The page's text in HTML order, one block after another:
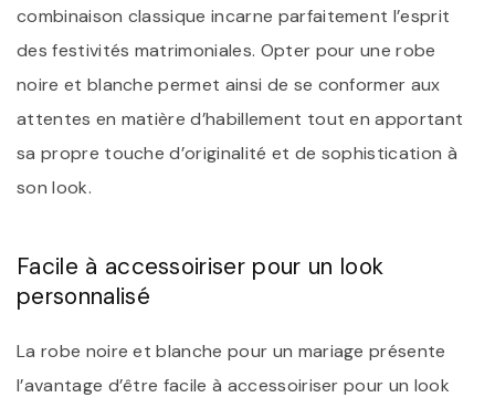
combinaison classique incarne parfaitement l’esprit
des festivités matrimoniales. Opter pour une robe
noire et blanche permet ainsi de se conformer aux
attentes en matière d’habillement tout en apportant
sa propre touche d’originalité et de sophistication à
son look.
Facile à accessoiriser pour un look
personnalisé
La robe noire et blanche pour un mariage présente
l’avantage d’être facile à accessoiriser pour un look